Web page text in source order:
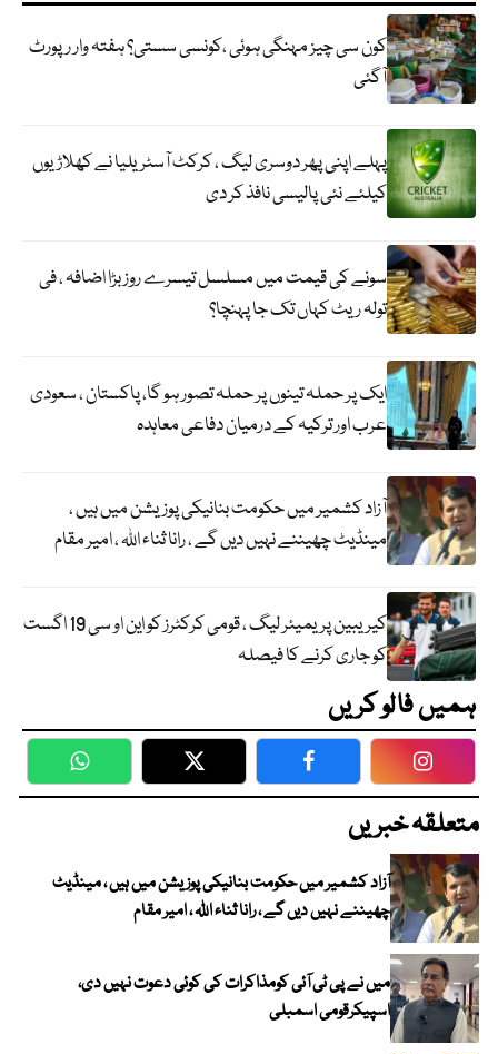
کون سی چیز مہنگی ہوئی ،کونسی سستی؟ ہفتہ وار رپورٹ
آگئی
پہلے اپنی پھر دوسری لیگ ، کرکٹ آسٹریلیا نے کھلاڑیوں
کیلئے نئی پالیسی نافذ کر دی
سونے کی قیمت میں مسلسل تیسرے روز بڑا اضافہ ، فی
تولہ ریٹ کہاں تک جا پہنچا؟
ایک پر حملہ تینوں پر حملہ تصور ہو گا، پاکستان ، سعودی
عرب اور ترکیہ کے درمیان دفاعی معاہدہ
آزاد کشمیر میں حکومت بنانیکی پوزیشن میں ہیں ،
مینڈیٹ چھیننے نہیں دیں گے ، رانا ثناء اللہ ، امیر مقام
کیریبین پریمیئر لیگ ، قومی کرکٹرز کو این او سی 19 اگست
کو جاری کرنے کا فیصلہ
ہمیں فالو کریں
WhatsApp Twitter Facebook
متعلقہ خبریں
آزاد کشمیر میں حکومت بنانیکی پوزیشن میں ہیں ، مینڈیٹ
چھیننے نہیں دیں گے ، رانا ثناء اللہ ، امیر مقام
میں نے پی ٹی آئی کومذاکرات کی کوئی دعوت نہیں دی،
اسپیکرقومی اسمبلی